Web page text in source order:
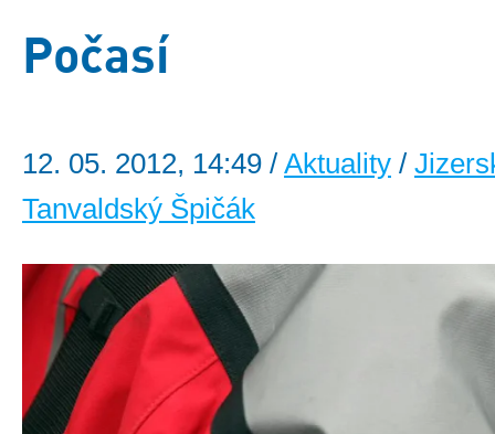
Počasí
12. 05. 2012, 14:49 / Aktuality /
Tanvaldský Špičák